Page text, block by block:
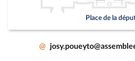
Place de la
@